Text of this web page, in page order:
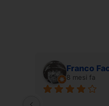
Franco
8 mesi fa